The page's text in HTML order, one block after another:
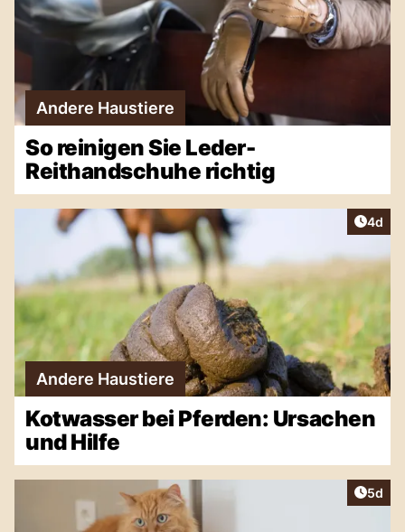
Andere Haustiere
So reinigen Sie Leder-
Reithandschuhe richtig
4d
Andere Haustiere
Kotwasser bei Pferden: Ursachen
und Hilfe
5d